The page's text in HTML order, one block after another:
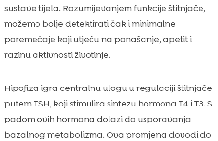
sustave tijela. Razumijevanjem funkcije štitnjače,
možemo bolje detektirati čak i minimalne
poremećaje koji utječu na ponašanje, apetit i
razinu aktivnosti životinje.
Hipofiza igra centralnu ulogu u regulaciji štitnjače
putem TSH, koji stimulira sintezu hormona T4 i T3. S
padom ovih hormona dolazi do usporavanja
bazalnog metabolizma. Ova promjena dovodi do